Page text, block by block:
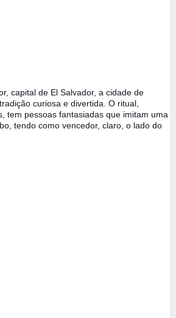
capital de El Salvador, a cidade de
curiosa e divertida. O ritual,
tem pessoas fantasiadas que imitam uma
tendo como vencedor, claro, o lado do